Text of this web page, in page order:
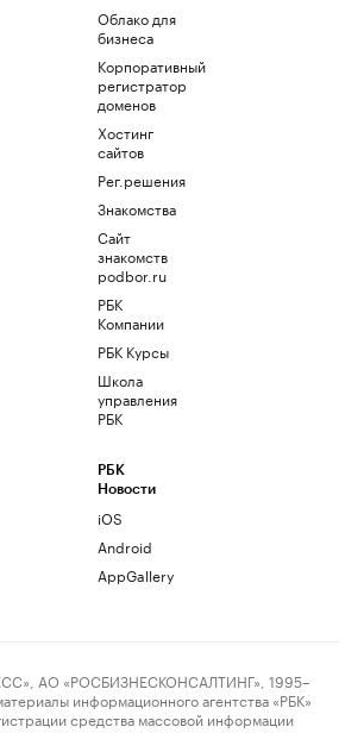
Облако для
бизнеса
Корпоративный
регистратор
доменов
Хостинг
сайтов
Рег.решения
Знакомства
Сайт
знакомств
podbor.ru
РБК
Компании
РБК Курсы
Школа
управления
РБК
РБК
Новости
iOS
Android
AppGallery
АО «РОСБИЗНЕСКОНСАЛТИНГ», 1995–
информационного агентства «РБК»
средства массовой информации